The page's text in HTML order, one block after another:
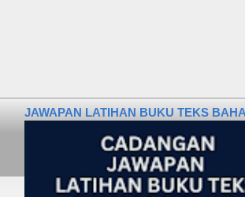
JAWAPAN LATIHAN BUKU TEKS